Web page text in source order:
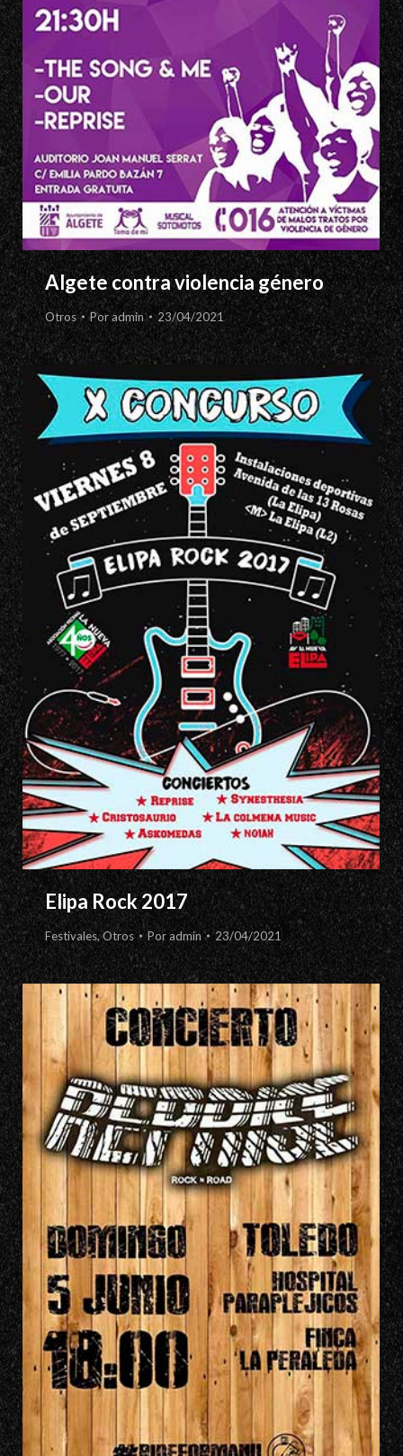
Algete contra violencia género
Otros Poradmin 23/04/2021
Elipa Rock 2017
Festivales,Otros Poradmin 23/04/2021